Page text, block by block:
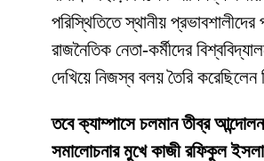
পরিস্থিতিতে স্থানীয় প্রভাবশালীদের
রাজনৈতিক নেতা-কর্মীদের
দেখিয়ে নিজস্ব বলয় তৈরি করেছিলেন
তবে ক্যাম্পাসে চলমান তীব্র
সমালোচনার মুখে কাজী রফিকুল